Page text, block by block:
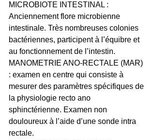
MICROBIOTE INTESTINAL :
Anciennement flore microbienne
intestinale. Très nombreuses colonies
bactériennes, participent à l’équibre et
au fonctionnement de l’intestin.
MANOMETRIE ANO-RECTALE (MAR)
: examen en centre qui consiste à
mesurer des paramètres spécifiques de
la physiologie recto ano
sphinctérienne. Examen non
douloureux à l’aide d’une sonde intra
rectale.